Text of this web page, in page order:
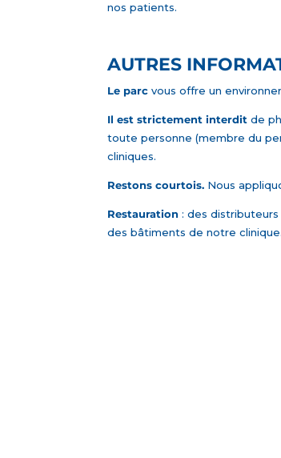
nos patients.
AUTRES
Le parc vous offre un
Il est strictement interdit de
toute personne (membre du
cliniques.
Restons courtois. Nous
Restauration : des
des bâtiments de notre clinique.